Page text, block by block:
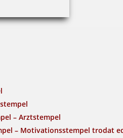
– Arztstempel
– Motivationsstempel trodat